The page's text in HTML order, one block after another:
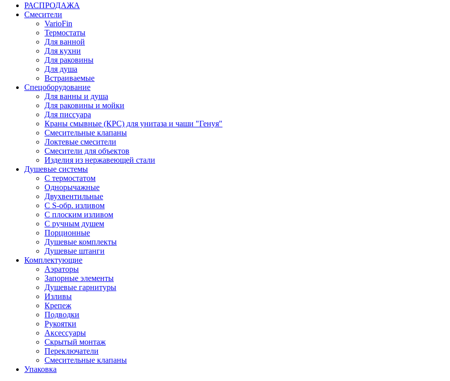
РАСПРОДАЖА
Смесители
VarioFin
Термостаты
Для ванной
Для кухни
Для раковины
Для душа
Встраиваемые
Спецоборудование
Для ванны и душа
Для раковины и мойки
Для писсуара
Краны смывные (КРС) для унитаза и чаши "Генуя"
Смесительные клапаны
Локтевые смесители
Смесители для объектов
Изделия из нержавеющей стали
Душевые системы
С термостатом
Однорычажные
Двухвентильные
С S-обр. изливом
С плоским изливом
С ручным душем
Порционные
Душевые комплекты
Душевые штанги
Комплектующие
Аэраторы
Запорные элементы
Душевые гарнитуры
Изливы
Крепеж
Подводки
Рукоятки
Аксессуары
Скрытый монтаж
Переключатели
Смесительные клапаны
Упаковка